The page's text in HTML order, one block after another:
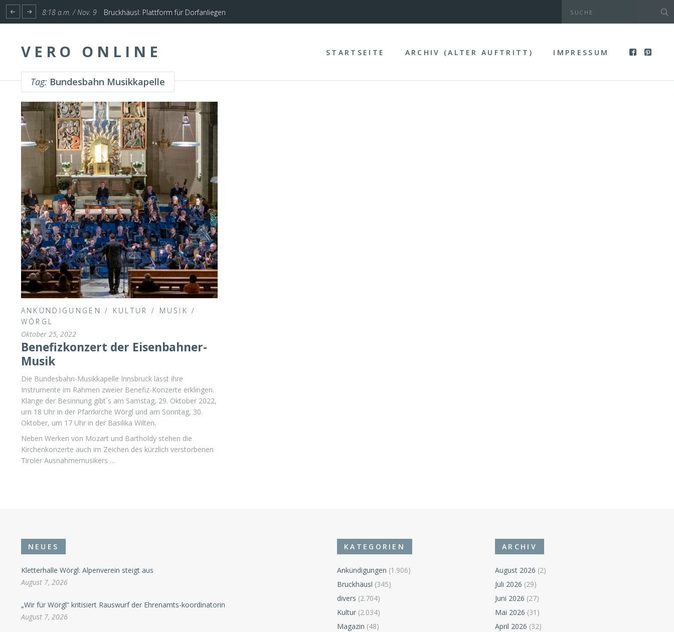
8:18 a.m. / Nov. 9 Bruckhäusl: Plattform für Dorfanliegen
1:17 p.m. / Nov. 4 Start für Planung Hochwasserschutz Unterinntal
VERO ONLINE STARTSEITE ARCHIV (ALTER AUFTRITT) IMPRESSUM
Tag: Bundesbahn Musikkapelle
ANKÜNDIGUNGEN / KULTUR / MUSIK /
WÖRGL
Oktober 25, 2022
Benefizkonzert der Eisenbahner-
Musik
Die Bundesbahn-Musikkapelle Innsbruck lässt ihre
Instrumente im Rahmen zweier Benefiz-Konzerte erklingen.
Klänge der Besinnung gibt´s am Samstag, 29. Oktober 2022,
um 18 Uhr in der Pfarrkirche Wörgl und am Sonntag, 30.
Oktober, um 17 Uhr in der Basilika Wilten.
Neben Werken von Mozart und Bartholdy stehen die
Kirchenkonzerte auch im Zeichen des kürzlich verstorbenen
Tiroler Ausnahmemusikers …
NEUES
Kletterhalle Wörgl: Alpenverein steigt aus
August 7, 2026
„Wir für Wörgl“ kritisiert Rauswurf der Ehrenamts-koordinatorin
August 7, 2026
KATEGORIEN
Ankündigungen (1.906)
Bruckhäusl (345)
divers (2.704)
Kultur (2.034)
Magazin (48)
ARCHIV
August 2026 (2)
Juli 2026 (29)
Juni 2026 (27)
Mai 2026 (31)
April 2026 (32)